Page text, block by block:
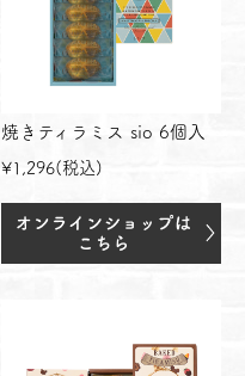
焼きティラミス sio 6個入
¥1,296(税込)